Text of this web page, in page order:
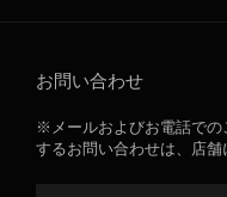
お問い合わせ
※メールおよびお電話での
するお問い合わせは、店舗